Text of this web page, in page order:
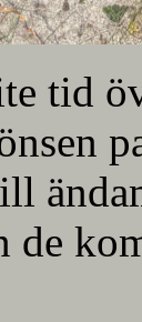
tid
de